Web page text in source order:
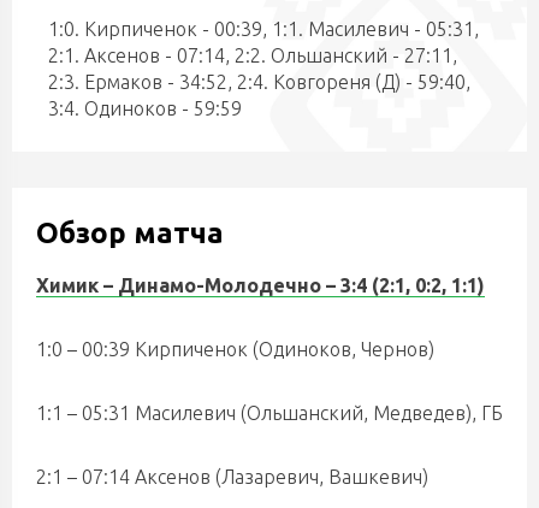
1:0. Кирпиченок - 00:39, 1:1. Масилевич - 05:31,
2:1. Аксенов - 07:14, 2:2. Ольшанский - 27:11,
2:3. Ермаков - 34:52, 2:4. Ковгореня (Д) - 59:40,
3:4. Одиноков - 59:59
Обзор матча
Химик – Динамо-Молодечно – 3:4 (2:1, 0:2, 1:1)
1:0 – 00:39 Кирпиченок (Одиноков, Чернов)
1:1 – 05:31 Масилевич (Ольшанский, Медведев), ГБ
2:1 – 07:14 Аксенов (Лазаревич, Вашкевич)